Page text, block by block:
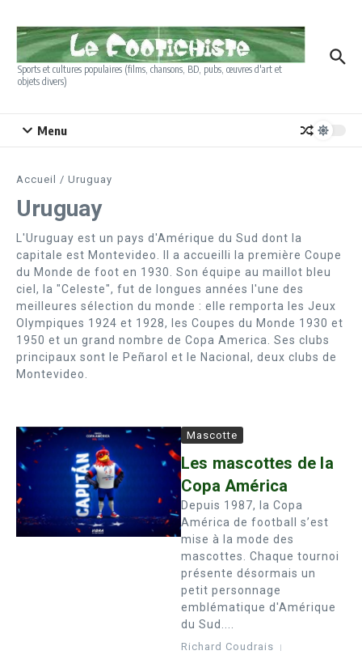
Sports et cultures populaires (films, chansons, BD, pubs, œuvres d'art et
objets divers)
Menu
Accueil / Uruguay
Uruguay
L'Uruguay est un pays d'Amérique du Sud dont la
capitale est Montevideo. Il a accueilli la première Coupe
du Monde de foot en 1930. Son équipe au maillot bleu
ciel, la "Celeste", fut de longues années l'une des
meilleures sélection du monde : elle remporta les Jeux
Olympiques 1924 et 1928, les Coupes du Monde 1930 et
1950 et un grand nombre de Copa America. Ses clubs
principaux sont le Peñarol et le Nacional, deux clubs de
Montevideo.
Mascotte
Les mascottes de la
Copa América
Depuis 1987, la Copa
América de football s’est
mise à la mode des
mascottes. Chaque tournoi
présente désormais un
petit personnage
emblématique d'Amérique
du Sud....
Richard Coudrais